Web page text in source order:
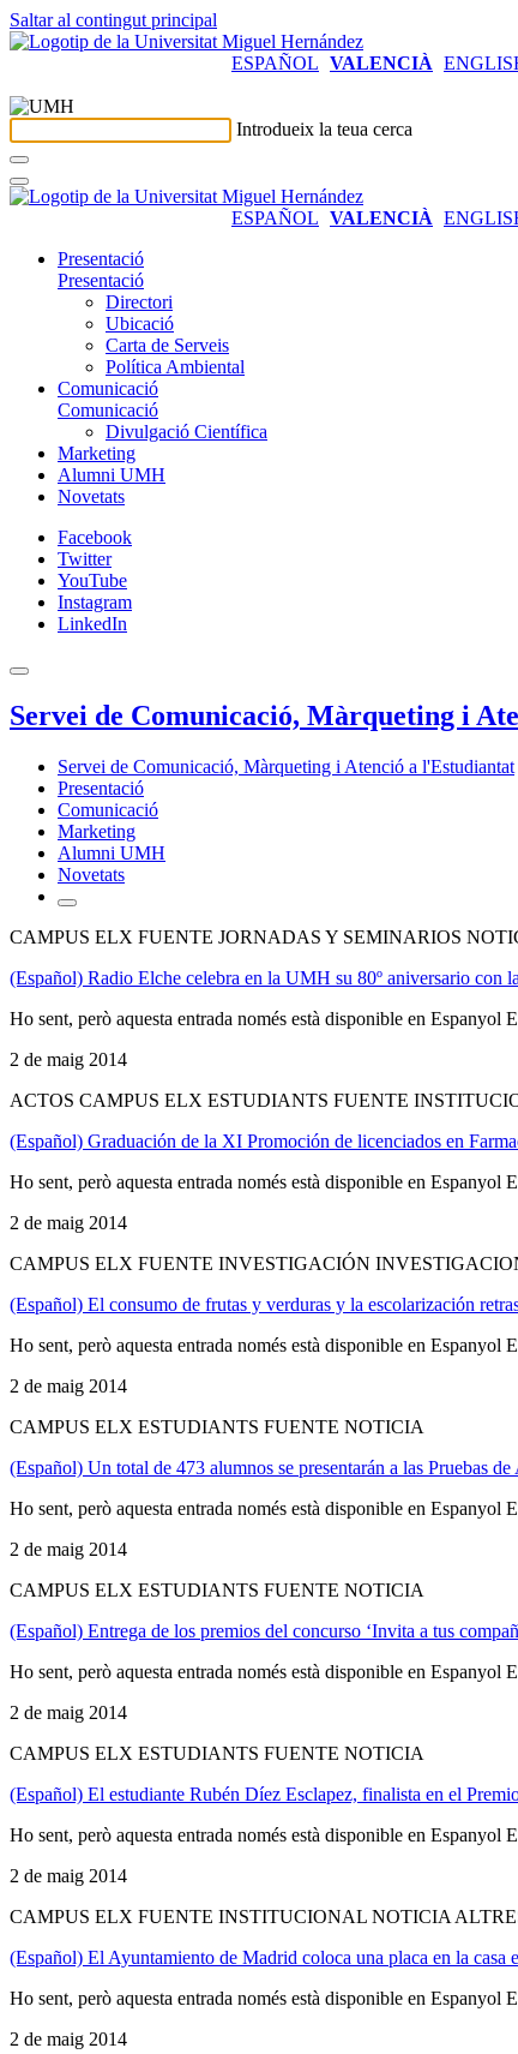
Saltar al contingut principal
ESPAÑOL VALENCIÀ
Introdueix la teua cerca
ESPAÑOL VALENCIÀ
Presentació
Presentació
Directori
Ubicació
Carta de Serveis
Política Ambiental
Comunicació
Comunicació
Divulgació Científica
Marketing
Alumni UMH
Novetats
Facebook
Twitter
YouTube
Instagram
LinkedIn
Servei de Comunicació, Màrqueting i
Servei de Comunicació, Màrqueting i Atenció a l'Estudiantat
Presentació
Comunicació
Marketing
Alumni UMH
Novetats
CAMPUS ELX FUENTE JORNADAS Y SEMINARIOS
(Español) Radio Elche celebra en la UMH su 80º aniversario con
Ho sent, però aquesta entrada només està disponible en Espanyol
2 de maig 2014
ACTOS CAMPUS ELX ESTUDIANTS FUENTE
(Español) Graduación de la XI Promoción de licenciados en
Ho sent, però aquesta entrada només està disponible en Espanyol
2 de maig 2014
CAMPUS ELX FUENTE INVESTIGACIÓN
(Español) El consumo de frutas y verduras y la escolarización
Ho sent, però aquesta entrada només està disponible en Espanyol
2 de maig 2014
CAMPUS ELX ESTUDIANTS FUENTE NOTICIA
(Español) Un total de 473 alumnos se presentarán a las Pruebas
Ho sent, però aquesta entrada només està disponible en Espanyol
2 de maig 2014
CAMPUS ELX ESTUDIANTS FUENTE NOTICIA
(Español) Entrega de los premios del concurso ‘Invita a tus
Ho sent, però aquesta entrada només està disponible en Espanyol
2 de maig 2014
CAMPUS ELX ESTUDIANTS FUENTE NOTICIA
(Español) El estudiante Rubén Díez Esclapez, finalista en el
Ho sent, però aquesta entrada només està disponible en Espanyol
2 de maig 2014
CAMPUS ELX FUENTE INSTITUCIONAL NOTICIA
(Español) El Ayuntamiento de Madrid coloca una placa en la
Ho sent, però aquesta entrada només està disponible en Espanyol
2 de maig 2014